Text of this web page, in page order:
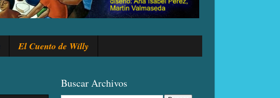
El Cuento de Willy
Buscar Archivos